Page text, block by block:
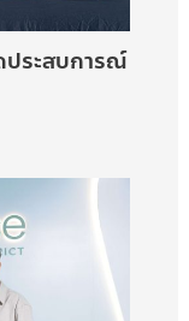
ประสบการณ์